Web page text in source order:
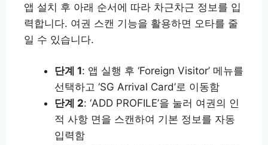
앱 설치 후 아래 순서에 따라 차근차근 정보를 입
력합니다. 여권 스캔 기능을 활용하면 오타를 줄
일 수 있습니다.
단계 1: 앱 실행 후 ‘Foreign Visitor’ 메뉴를
선택하고 ‘SG Arrival Card’로 이동함
단계 2: ‘ADD PROFILE’을 눌러 여권의 인
적 사항 면을 스캔하여 기본 정보를 자동
입력함